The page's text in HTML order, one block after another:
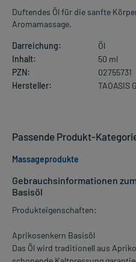
Duftendes Öl für die sanfte
Aromamassage.
Darreichung:
Öl
Inhalt:
50 ml
PZN:
02755731
Hersteller:
TAOASIS
Gebrauchsinformationen
Basisöl
Produkteigenschaften:
Aprikosenkern Basisöl
Das Öl wird traditionell aus
Passende Produkt-
Massageprodukte